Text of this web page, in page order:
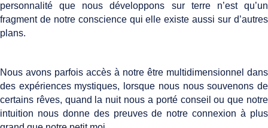
personnalité que nous développons sur terre n’est qu’un
fragment de notre conscience qui elle existe aussi sur d’autres
plans.
Nous avons parfois accès à notre être multidimensionnel dans
des expériences mystiques, lorsque nous nous souvenons de
certains rêves, quand la nuit nous a porté conseil ou que notre
intuition nous donne des preuves de notre connexion à plus